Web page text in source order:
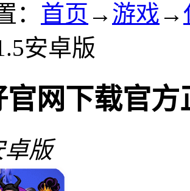
： 首页 → 游戏 →
安卓版
官网下载官方
卓版